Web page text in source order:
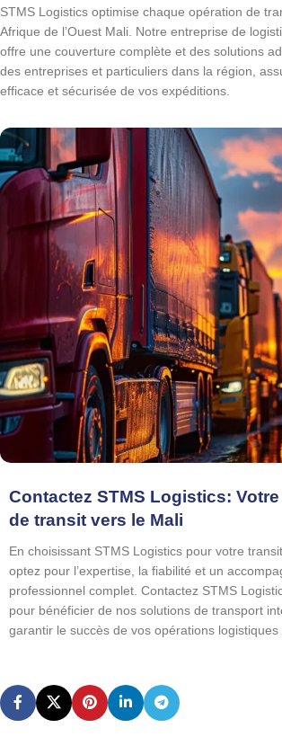
STMS Logistics optimise chaque opération de
Afrique de l’Ouest Mali. Notre entreprise de
offre une couverture complète et des solutions
des entreprises et particuliers dans la région,
efficace et sécurisée de vos expéditions.
Contactez STMS Logistics:
de transit vers le Mali
En choisissant STMS Logistics pour votre
optez pour l’expertise, la fiabilité et un
professionnel complet. Contactez STMS
pour bénéficier de nos solutions de transport
garantir le succès de vos opérations logistiques